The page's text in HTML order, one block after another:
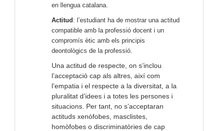
en llengua catalana.
Actitud : l’estudiant ha de mostrar una actitud
compatible amb la professió docent i un
compromís ètic amb els principis
deontològics de la professió.
Una actitud de respecte, on s’inclou
l’acceptació cap als altres, així com
l’empatia i el respecte a la diversitat, a la
pluralitat d’idees i a totes les persones i
situacions. Per tant, no s’acceptaran
actituds xenòfobes, masclistes,
homòfobes o discriminatòries de cap